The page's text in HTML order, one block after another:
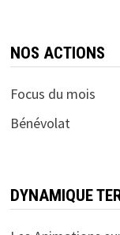
NOS ACTIONS
Focus du mois
Bénévolat
DYNAMIQUE